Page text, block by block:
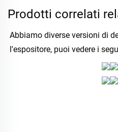
Prodotti correlati
Abbiamo diverse versioni di
l'espositore, puoi vedere i